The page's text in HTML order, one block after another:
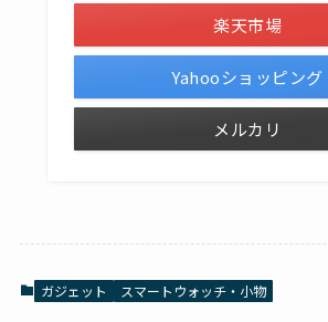
楽天市場
Yahooショッピング
メルカリ
ガジェット スマートウォッチ・小物